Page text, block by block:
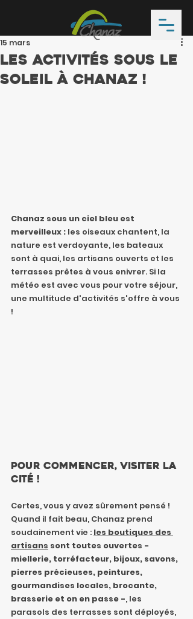
Les activités sous le
soleil à Chanaz !
15 mars
Chanaz sous un ciel bleu est
merveilleux : les oiseaux chantent, la
nature est verdoyante, les bateaux
sont à quai, les artisans ouverts et les
terrasses prêtes à vous enivrer. Si la
météo est avec vous pour votre séjour,
une multitude d'activités s'offre à vous
!
Pour commencer, visiter la
cité !
Certes, vous y avez sûrement pensé !
Quand il fait beau, Chanaz prend
soudainement vie : les boutiques des
artisans sont toutes ouvertes -
miellerie, torréfacteur, bijoux, savons,
pierres précieuses, peintures,
gourmandises locales, brocante,
brasserie et on en passe -, les
parasols des terrasses sont déployés,